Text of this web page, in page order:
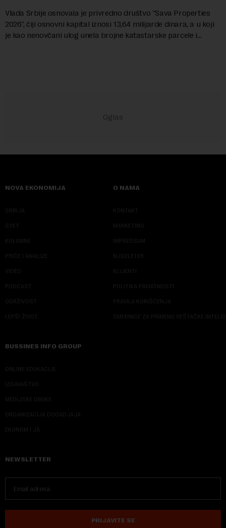
Vlada Srbije osnovala je privredno društvo "Sava Properties
2026", čiji osnovni kapital iznosi 13,64 milijarde dinara, a u koji
je kao nenovčani ulog unela brojne katastarske parcele i
NOVA EKONOMIJA
SRBIJA
SVET
KOLUMNE
PRIČE I ANALIZE
VIDEO
PODCAST
ODRŽIVOST
LEPŠI ŽIVOT
O NAMA
KONTAKT
MARKETING
IMPRESSUM
NJUZLETER
KLIJENTI
POLITIKA PRIVATNOSTI
PRAVILA KORIŠĆENJA
SMERNICE ZA PRIMENU VEŠTAČKE
BUSSINES INFO GROUP
ONLINE EDUKACIJE
IZDAVAŠTVO
MEDIJSKE OBUKE
ORGANIZACIJA DOGADJAJA
EKONOM I JA
NEWSLETTER
PRIJAVITE SE